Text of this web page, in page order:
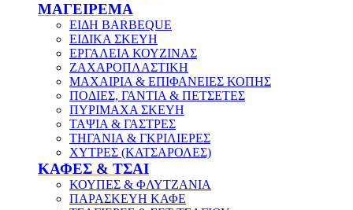
ΜΑΓΕΙΡΕΜΑ
ΕΙΔΗ BARBEQUE
ΕΙΔΙΚΑ ΣΚΕΥΗ
ΕΡΓΑΛΕΙΑ ΚΟΥΖΙΝΑΣ
ΖΑΧΑΡΟΠΛΑΣΤΙΚΗ
ΜΑΧΑΙΡΙΑ & ΕΠΙΦΑΝΕΙΕΣ ΚΟΠΗΣ
ΠΟΔΙΕΣ, ΓΑΝΤΙΑ & ΠΕΤΣΕΤΕΣ
ΠΥΡΙΜΑΧΑ ΣΚΕΥΗ
ΤΑΨΙΑ & ΓΑΣΤΡΕΣ
ΤΗΓΑΝΙΑ & ΓΚΡΙΛΙΕΡΕΣ
ΧΥΤΡΕΣ (ΚΑΤΣΑΡΟΛΕΣ)
ΚΑΦΕΣ & ΤΣΑΙ
ΚΟΥΠΕΣ & ΦΛΥΤΖΑΝΙΑ
ΠΑΡΑΣΚΕΥΗ ΚΑΦΕ